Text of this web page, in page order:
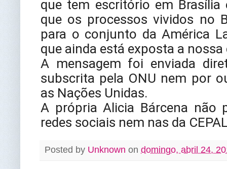
que tem escritório em
que os processos vividos no
para o conjunto da América
que ainda está exposta a nossa
A mensagem foi enviada
subscrita pela ONU nem por
as Nações Unidas.
A própria Alicia Bárcena não
redes sociais nem nas da
Posted by Unknown on domingo, abril 24,